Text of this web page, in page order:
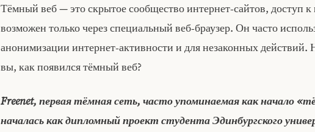
Тёмный веб — это скрытое сообщество интернет‑сайтов, доступ
возможен только через специальный веб‑браузер. Он часто
анонимизации интернет‑активности и для незаконных действий.
вы, как появился тёмный веб?
Freenet, первая тёмная сеть, часто упоминаемая как начало
началась как дипломный проект студента Эдинбургского